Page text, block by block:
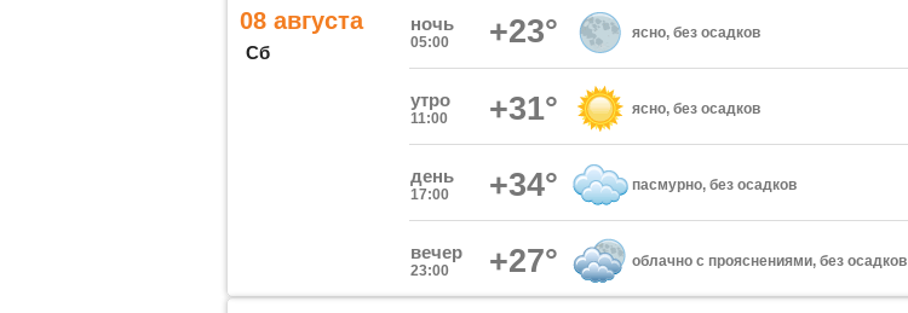
08 августа
Сб
ночь
05:00 +23° ясно, без осадков
утро
11:00 +31° ясно, без осадков
день
17:00 +34° пасмурно, без осадков
вечер
23:00 +27° облачно с прояснениями, без осадков